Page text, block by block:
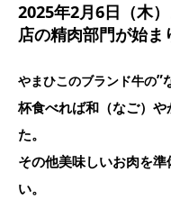
2025年2月6日（木
店の精肉部門が始ま
やまひこのブランド牛の”
杯食べれば和（なご）
た。
その他美味しいお肉を
い。